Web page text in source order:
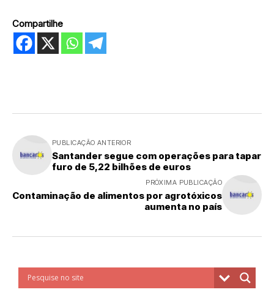
Compartilhe
PUBLICAÇÃO ANTERIOR
Santander segue com operações para tapar
furo de 5,22 bilhões de euros
PRÓXIMA PUBLICAÇÃO
Contaminação de alimentos por agrotóxicos
aumenta no país